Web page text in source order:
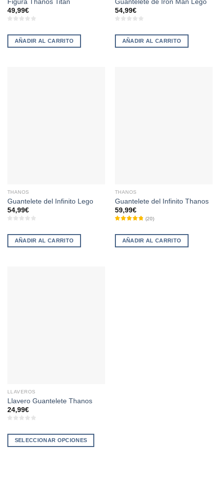
Figura Thanos Titán
49,99€
AÑADIR AL CARRITO
Guantelete de Iron Man Lego
54,99€
AÑADIR AL CARRITO
THANOS
Guantelete del Infinito Lego
54,99€
AÑADIR AL CARRITO
THANOS
Guantelete del Infinito Thanos
59,99€
(20)
AÑADIR AL CARRITO
LLAVEROS
Llavero Guantelete Thanos
24,99€
SELECCIONAR OPCIONES